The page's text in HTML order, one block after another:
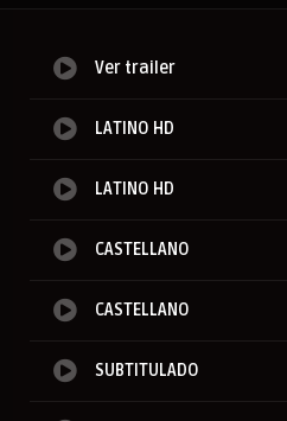
Ver trailer
LATINO HD
LATINO HD
CASTELLANO
CASTELLANO
SUBTITULADO